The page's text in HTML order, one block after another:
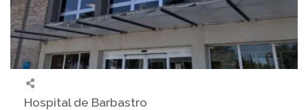
Hospital de Barbastro